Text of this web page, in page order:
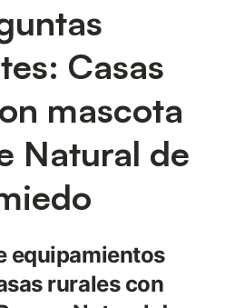
Casas
mascota
Natural de
equipamientos
rurales con